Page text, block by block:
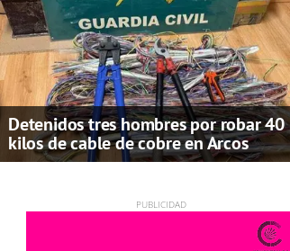
Detenidos tres hombres por robar 40
kilos de cable de cobre en Arcos